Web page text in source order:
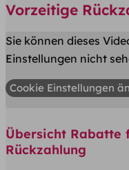
Vorzeitige
Sie können dieses
Einstellungen nicht
Cookie Einstellungen
Übersicht Rabatte
Rückzahlung